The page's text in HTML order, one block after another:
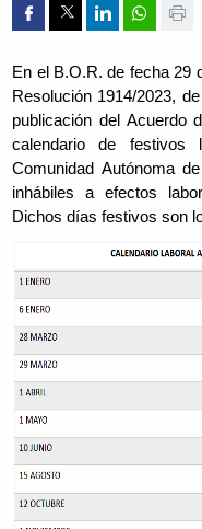
Compartir porCompartir por
Compartir
En el B.O.R. de fecha 29
Resolución 1914/2023,
publicación del Acuerdo
calendario de
Comunidad Autónoma
inhábiles a efectos
Dichos días festivos son